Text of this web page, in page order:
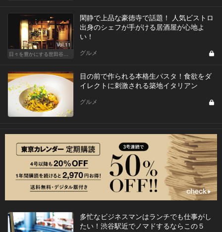
Vol.11
日々を豊かにする世田谷の話題店
閑静で上品な豪徳寺で話題！ 人気ビストロ
出身のシェフが手がける居酒屋が心地よ
い！
グルメ
目の前で作られる本格生パスタ！食欲をダ
イレクトに刺激される築地イタリアン
グルメ
多忙なビジネスマンはランチでも仕事がし
たい！渋谷駅近でノマドするならこの５